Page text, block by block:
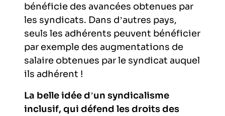
bénéficie des avancées obtenues par
les syndicats. Dans d’autres pays,
seuls les adhérents peuvent bénéficier
par exemple des augmentations de
salaire obtenues par le syndicat auquel
ils adhérent !
La belle idée d’un syndicalisme
inclusif, qui défend les droits des